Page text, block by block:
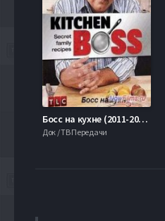
Босс на кухне (2011-2013) 1,2 Сезон Все серии
Док / ТВ Передачи